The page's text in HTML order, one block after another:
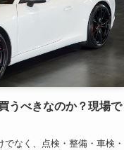
うべきなのか？現場で
なく、点検・整備・車検・